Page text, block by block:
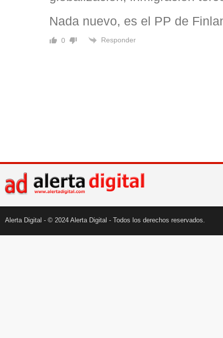
Nada nuevo, es el PP de
0 Responder
Alerta Digital - © 2024 Alerta Digital - Todos los derechos reservados.